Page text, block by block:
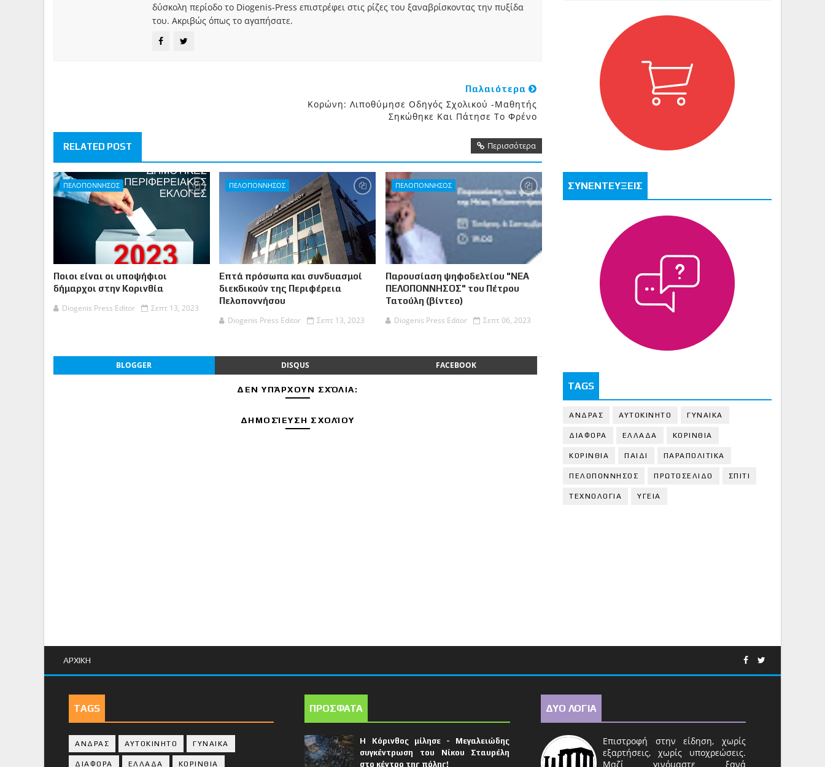
δύσκολη περίοδο το Diogenis-Press επιστρέφει στις ρίζες του ξαναβρίσκοντας την πυξίδα
του. Ακριβώς όπως το αγαπήσατε.
Παλαιότερα
Κορώνη: Λιποθύμησε Οδηγός Σχολικού -Μαθητής
Σηκώθηκε Και Πάτησε Το Φρένο
RELATED POST Περισσότερα
ΠΕΛΟΠΟΝΝΗΣΟΣ
Ποιοι είναι οι υποψήφιοι
δήμαρχοι στην Κορινθία
Diogenis Press Editor
Σεπτ 13, 2023
ΠΕΛΟΠΟΝΝΗΣΟΣ
Επτά πρόσωπα και συνδυασμοί
διεκδικούν της Περιφέρεια
Πελοποννήσου
Diogenis Press Editor
Σεπτ 13, 2023
ΠΕΛΟΠΟΝΝΗΣΟΣ
Παρουσίαση ψηφοδελτίου "ΝΕΑ
ΠΕΛΟΠΟΝΝΗΣΟΣ" του Πέτρου
Τατούλη (βίντεο)
Diogenis Press Editor
Σεπτ 06, 2023
BLOGGER DISQUS FACEBOOK
ΔΕΝ ΥΠΆΡΧΟΥΝ ΣΧΌΛΙΑ:
ΔΗΜΟΣΊΕΥΣΗ ΣΧΟΛΊΟΥ
ΣΥΝΕΝΤΕΥΞΕΙΣ
TAGS
ΑΝΔΡΑΣ ΑΥΤΟΚΙΝΗΤΟ ΓΥΝΑΙΚΑ
ΔΙΑΦΟΡΑ ΕΛΛΑΔΑ ΚΟΡΙΝΘΙΑ
ΚΟΡΙΝΘΙA ΠΑΙΔΙ ΠΑΡΑΠΟΛΙΤΙΚΑ
ΠΕΛΟΠΟΝΝΗΣΟΣ ΠΡΩΤΟΣΕΛΙΔΟ ΣΠΙΤΙ
ΤΕΧΝΟΛΟΓΙΑ ΥΓΕΙΑ
ΑΡΧΙΚΗ
TAGS
ΑΝΔΡΑΣ ΑΥΤΟΚΙΝΗΤΟ ΓΥΝΑΙΚΑ
ΔΙΑΦΟΡΑ ΕΛΛΑΔΑ ΚΟΡΙΝΘΙΑ
ΠΡΟΣΦΑΤΑ
Η Κόρινθος μίλησε - Μεγαλειώδης
συγκέντρωση του Νίκου Σταυρέλη
στο κέντρο της πόλης!
ΔΥΟ ΛΟΓΙΑ
Επιστροφή στην είδηση, χωρίς
εξαρτήσεις, χωρίς υποχρεώσεις.
Μαζί γινόμαστε ξανά